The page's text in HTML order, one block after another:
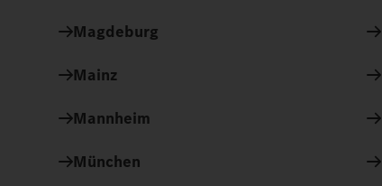
Magdeburg
Mainz
Mannheim
München